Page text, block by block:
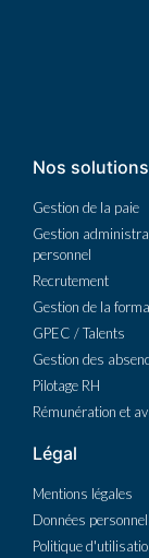
Nos solutions
Gestion de la paie
Gestion
personnel
Recrutement
Gestion de la
GPEC / Talents
Gestion des
Pilotage RH
Rémunération et
Légal
Mentions légales
Données
Politique